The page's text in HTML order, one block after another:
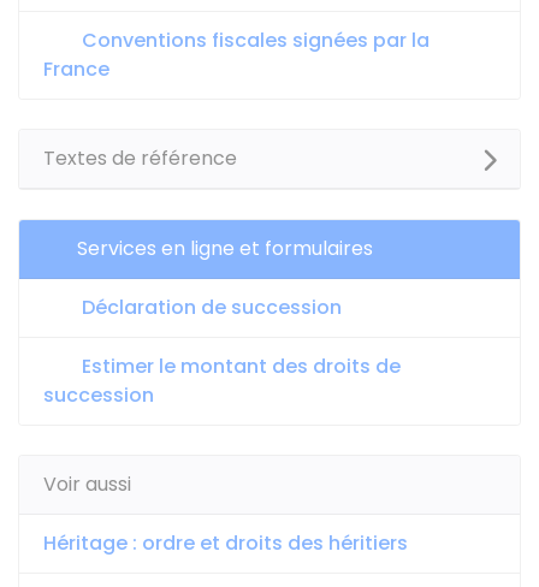
Conventions fiscales signées par la
France
Textes de référence
Services en ligne et formulaires
Déclaration de succession
Estimer le montant des droits de
succession
Voir aussi
Héritage : ordre et droits des héritiers